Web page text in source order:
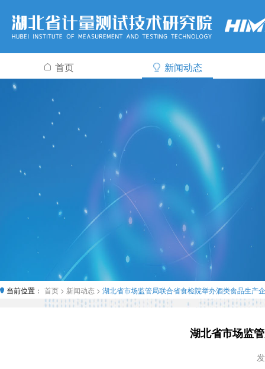
首页 新闻动态
当前位置： 首页 > 新闻动态 > 湖北省市场监管局联合省食检院举办酒类食品生产
湖北省市场监